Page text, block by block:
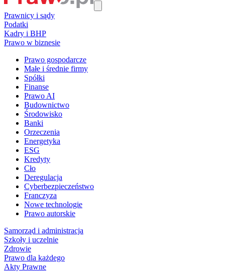
Prawnicy i sądy
Podatki
Kadry i BHP
Prawo w biznesie
Prawo gospodarcze
Małe i średnie firmy
Spółki
Finanse
Prawo AI
Budownictwo
Środowisko
Banki
Orzeczenia
Energetyka
ESG
Kredyty
Cło
Deregulacja
Cyberbezpieczeństwo
Franczyza
Nowe technologie
Prawo autorskie
Samorząd i administracja
Szkoły i uczelnie
Zdrowie
Prawo dla każdego
Akty Prawne